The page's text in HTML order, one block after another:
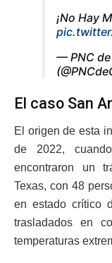
¡No Hay
— PNC
El caso San
El origen de esta
de 2022,
encontraron un
Texas, con 48
en estado crítico
trasladados en
temperaturas